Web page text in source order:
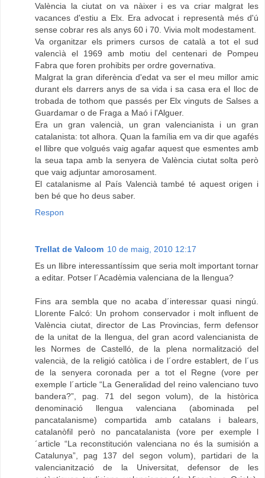
València la ciutat on va nàixer i es va criar malgrat les
vacances d'estiu a Elx. Era advocat i representà més d'ú
sense cobrar res als anys 60 i 70. Vivia molt modestament.
Va organitzar els primers cursos de català a tot el sud
valencìà el 1969 amb motiu del centenari de Pompeu
Fabra que foren prohibits per ordre governativa.
Malgrat la gran diferència d'edat va ser el meu millor amic
durant els darrers anys de sa vida i sa casa era el lloc de
trobada de tothom que passés per Elx vinguts de Salses a
Guardamar o de Fraga a Maó i l'Alguer.
Era un gran valencià, un gran valencianista i un gran
catalanista: tot alhora. Quan la família em va dir que agafés
el llibre que volgués vaig agafar aquest que esmentes amb
la seua tapa amb la senyera de València ciutat solta però
que vaig adjuntar amorosament.
El catalanisme al País Valencià també té aquest origen i
ben bé que ho deus saber.
Respon
Trellat de Valcom 10 de maig, 2010 12:17
Es un llibre interessantíssim que seria molt important tornar
a editar. Potser l´Acadèmia valenciana de la llengua?
Fins ara sembla que no acaba d´interessar quasi ningú.
Llorente Falcó: Un prohom conservador i molt influent de
València ciutat, director de Las Provincias, ferm defensor
de la unitat de la llengua, del gran acord valencianista de
les Normes de Castelló, de la plena normalització del
valencià, de la religió catòlica i de l´ordre establert, de l´us
de la senyera coronada per a tot el Regne (vore per
exemple l´article “La Generalidad del reino valenciano tuvo
bandera?”, pag. 71 del segon volum), de la històrica
denominació llengua valenciana (abominada pel
pancatalanisme) compartida amb catalans i balears,
catalanòfil però no pancatalanista (vore per exemple l
´article “La reconstitución valenciana no és la sumisión a
Catalunya”, pag 137 del segon volum), partidari de la
valencianització de la Universitat, defensor de les